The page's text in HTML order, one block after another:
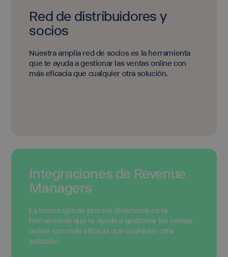
Red de distribuidores y
socios
Nuestra amplia red de socios es la herramienta
que te ayuda a gestionar las ventas online con
más eficacia que cualquier otra solución.
Integraciones de Revenue
Managers
La tecnología de precios dinámicos es la
herramienta que te ayuda a gestionar las ventas
online con más eficacia que cualquier otra
solución.